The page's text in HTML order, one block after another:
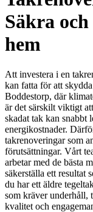
Säkra
hem
Att investera i en
kan fatta för att
Boddestorp, där
är det särskilt viktigt
skadat tak kan snabbt
energikostnader.
takrenoveringar som
förutsättningar. Vårt
arbetar med de bästa
säkerställa ett resultat
du har ett äldre
som kräver underhåll,
kvalitet och